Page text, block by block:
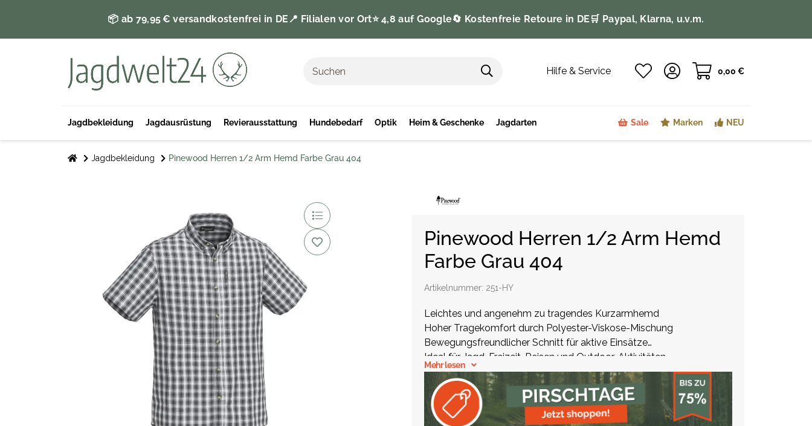
📦 ab 79,95 € versandkostenfrei in DE 📍 Filialen vor Ort⭐️ 4,8 auf Google🔄 Kostenfreie Retoure in DE 🛒 Paypal, Klarna, u.v.m.
Hilfe & Service 0,00 €
Jagdbekleidung Jagdausrüstung Revierausstattung Hundebedarf Optik Heim & Geschenke Jagdarten Sale Marken NEU
Jagdbekleidung Pinewood Herren 1/2 Arm Hemd Farbe Grau 404
Pinewood Herren 1/2 Arm Hemd
Farbe Grau 404
Artikelnummer: 251-HY
Leichtes und angenehm zu tragendes Kurzarmhemd
Hoher Tragekomfort durch Polyester-Viskose-Mischung
Bewegungsfreundlicher Schnitt für aktive Einsätze
Ideal für Jagd, Freizeit, Reisen und Outdoor-Aktivitäten
Mehr lesen